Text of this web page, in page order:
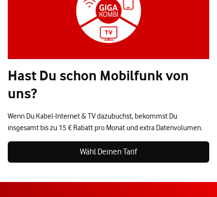
Hast Du schon Mobilfunk von
uns?
Wenn Du Kabel-Internet & TV dazubuchst, bekommst Du
insgesamt bis zu 15 € Rabatt pro Monat und extra Datenvolumen.
Wähl Deinen Tarif